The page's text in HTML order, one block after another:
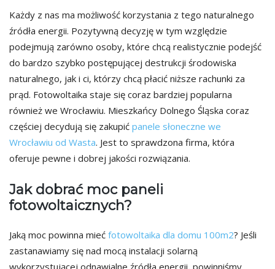
Każdy z nas ma możliwość korzystania z tego naturalnego
źródła energii. Pozytywną decyzję w tym względzie
podejmują zarówno osoby, które chcą realistycznie podejść
do bardzo szybko postępującej destrukcji środowiska
naturalnego, jak i ci, którzy chcą płacić niższe rachunki za
prąd. Fotowoltaika staje się coraz bardziej popularna
również we Wrocławiu. Mieszkańcy Dolnego Śląska coraz
częściej decydują się zakupić panele słoneczne we
Wrocławiu od Wasta. Jest to sprawdzona firma, która
oferuje pewne i dobrej jakości rozwiązania.
Jak dobrać moc paneli
fotowoltaicznych?
Jaką moc powinna mieć fotowoltaika dla domu 100m2? Jeśli
zastanawiamy się nad mocą instalacji solarną